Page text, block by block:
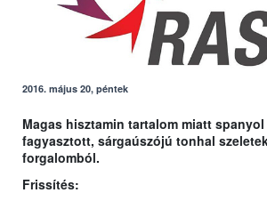
2016. május 20, péntek
Magas hisztamin tartalom miatt
fagyasztott, sárgaúszójú tonhal
forgalomból.
Frissítés: